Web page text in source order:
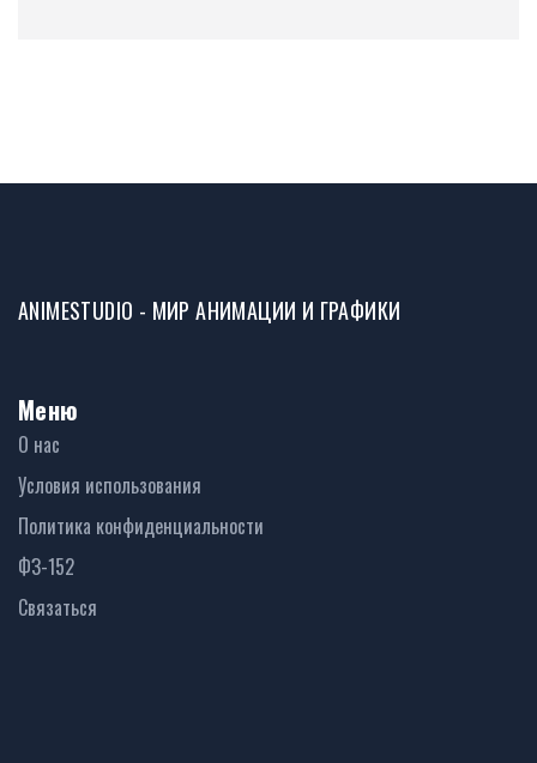
ANIMESTUDIO - МИР АНИМАЦИИ И ГРАФИКИ
Меню
О нас
Условия использования
Политика конфиденциальности
ФЗ-152
Связаться